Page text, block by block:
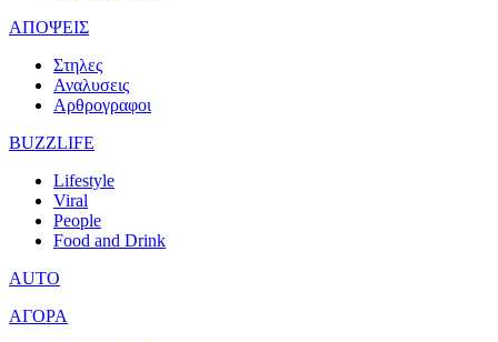
ΑΠΟΨΕΙΣ
Στηλες
Αναλυσεις
Αρθρογραφοι
BUZZLIFE
Lifestyle
Viral
People
Food and Drink
AUTO
ΑΓΟΡΑ